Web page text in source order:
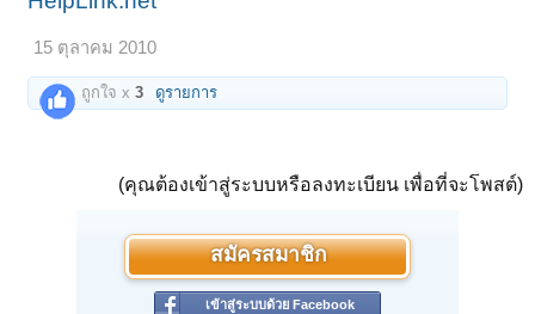
15 ตุลาคม 2010
ถูกใจ x3 ดูรายการ
(คุณต้องเข้าสู่ระบบหรือลงทะเบียน เพื่อที่จะโพสต์)
สมัครสมาชิก
เข้าสู่ระบบด้วย Facebook